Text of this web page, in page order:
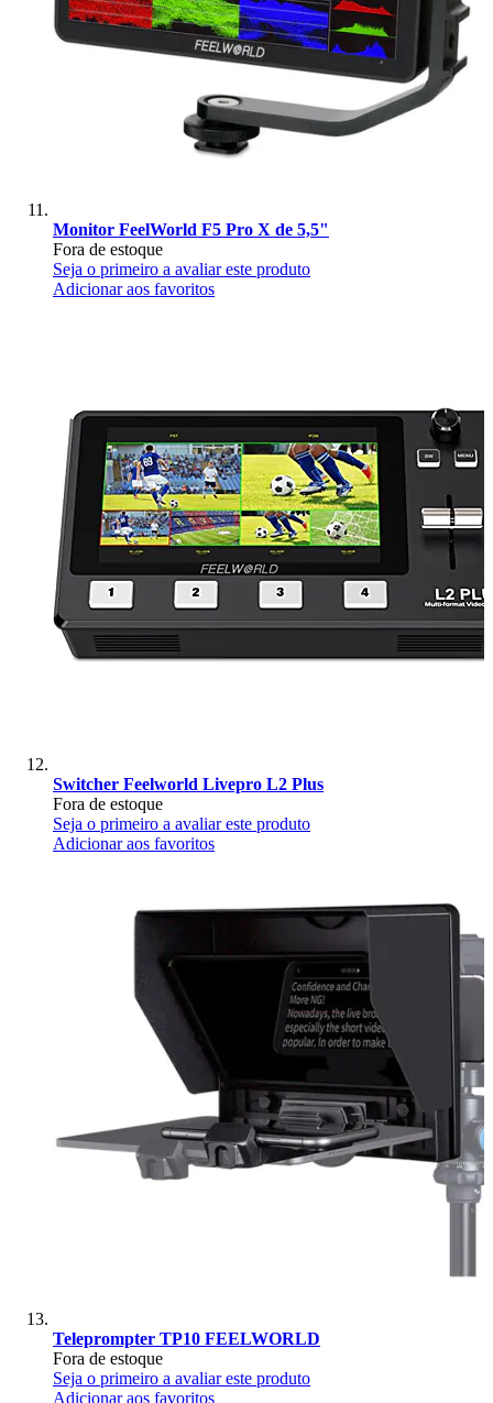
Monitor FeelWorld F5 Pro X de 5,5"
Fora de estoque
Seja o primeiro a avaliar este produto
Adicionar aos favoritos
Switcher Feelworld Livepro L2 Plus
Fora de estoque
Seja o primeiro a avaliar este produto
Adicionar aos favoritos
Teleprompter TP10 FEELWORLD
Fora de estoque
Seja o primeiro a avaliar este produto
Adicionar aos favoritos